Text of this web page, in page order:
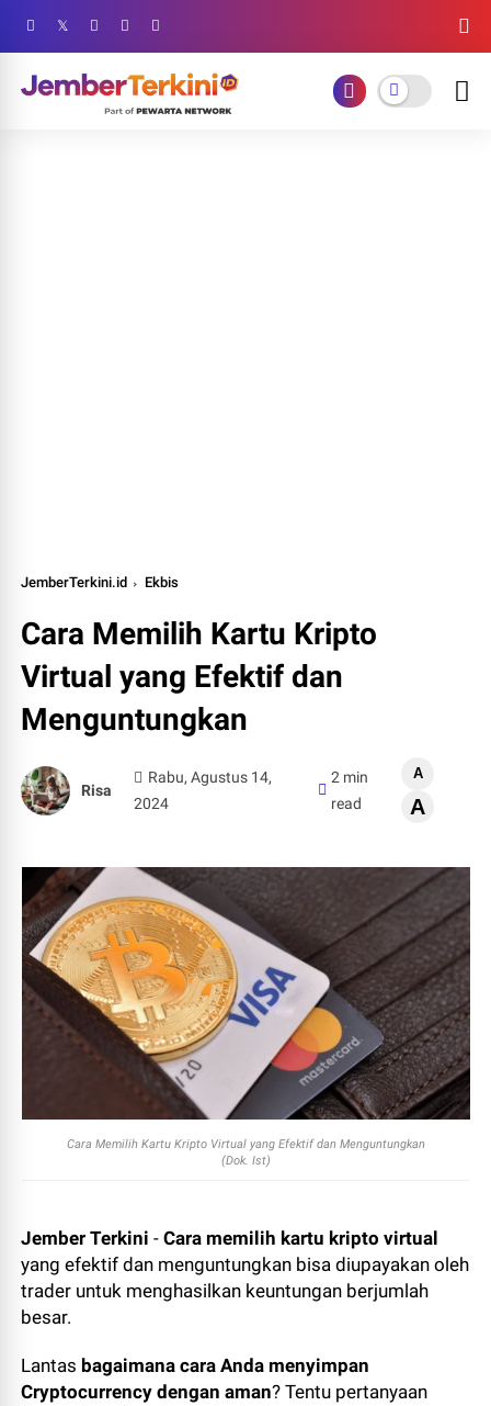
JemberTerkini.id Ekbis
Cara Memilih Kartu Kripto
Virtual yang Efektif dan
Menguntungkan
Risa
Rabu, Agustus 14,
2024
2 min
read
A
A
Cara Memilih Kartu Kripto Virtual yang Efektif dan Menguntungkan
(Dok. Ist)
Jember Terkini -Cara memilih kartu kripto virtual
yang efektif dan menguntungkan bisa diupayakan oleh
trader untuk menghasilkan keuntungan berjumlah
besar.
Lantas bagaimana cara Anda menyimpan
Cryptocurrency dengan aman? Tentu pertanyaan